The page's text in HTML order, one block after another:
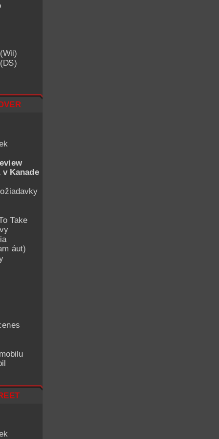
v Kanade
Take
áut)